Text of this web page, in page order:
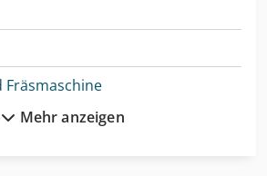
Fräsmaschine
Mehr anzeigen